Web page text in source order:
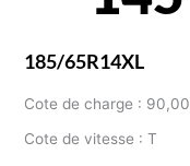
185/65R14XL
Cote de charge : 90,00
Cote de vitesse : T